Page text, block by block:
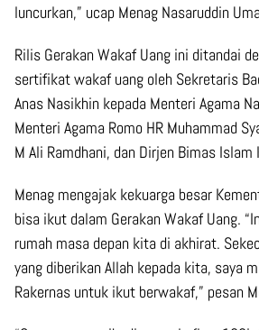
luncurkan,” ucap Menag Nasaruddin
Rilis Gerakan Wakaf Uang ini ditandai
sertifikat wakaf uang oleh Sekretaris
Anas Nasikhin kepada Menteri Agama
Menteri Agama Romo HR Muhammad
M Ali Ramdhani, dan Dirjen Bimas Islam
Menag mengajak kekuarga besar
bisa ikut dalam Gerakan Wakaf Uang.
rumah masa depan kita di akhirat.
yang diberikan Allah kepada kita, saya
Rakernas untuk ikut berwakaf,” pesan